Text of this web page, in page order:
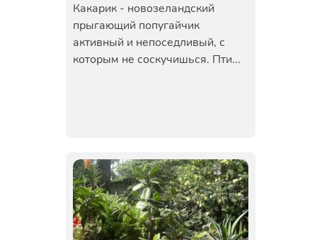
Какарик - новозеландский
прыгающий попугайчик
активный и непоседливый, с
которым не соскучишься. Пти...